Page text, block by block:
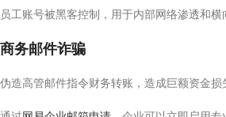
员工账号被黑客控制，用于内部网络渗透和横
商务邮件诈骗
伪造高管邮件指令财务转账，造成巨额资金损